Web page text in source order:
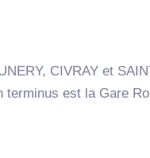
CIVRAY et
est la Gare